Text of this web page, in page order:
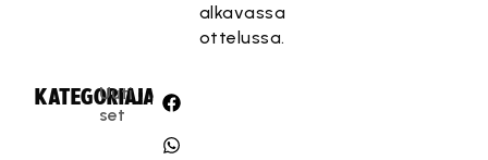
alkavassa
ottelussa.
KATEGORIA:
Uuti
set
JAA: